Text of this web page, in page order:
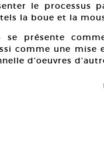
le processus
la boue et la
se présente
comme une
d’oeuvres